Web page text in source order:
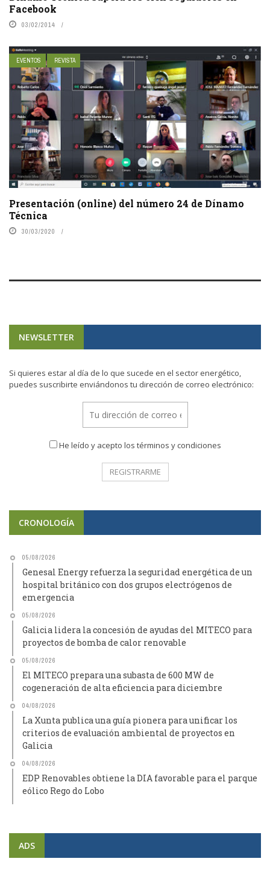
Facebook
03/02/2014
EVENTOS REVISTA
Presentación (online) del número 24 de Dínamo
Técnica
30/03/2020
NEWSLETTER
Si quieres estar al día de lo que sucede en el sector energético,
puedes suscribirte enviándonos tu dirección de correo electrónico:
He leído y acepto los términos y condiciones
CRONOLOGÍA
05/08/2026
Genesal Energy refuerza la seguridad energética de un
hospital británico con dos grupos electrógenos de
emergencia
05/08/2026
Galicia lidera la concesión de ayudas del MITECO para
proyectos de bomba de calor renovable
05/08/2026
El MITECO prepara una subasta de 600 MW de
cogeneración de alta eficiencia para diciembre
04/08/2026
La Xunta publica una guía pionera para unificar los
criterios de evaluación ambiental de proyectos en
Galicia
04/08/2026
EDP Renovables obtiene la DIA favorable para el parque
eólico Rego do Lobo
ADS